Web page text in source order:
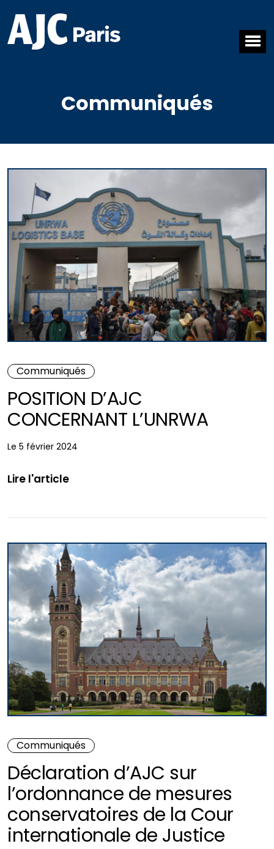
Communiqués
Communiqués
POSITION D’AJC
CONCERNANT L’UNRWA
Le 5 février 2024
Lire l'article
Communiqués
Déclaration d’AJC sur
l’ordonnance de mesures
conservatoires de la Cour
internationale de Justice